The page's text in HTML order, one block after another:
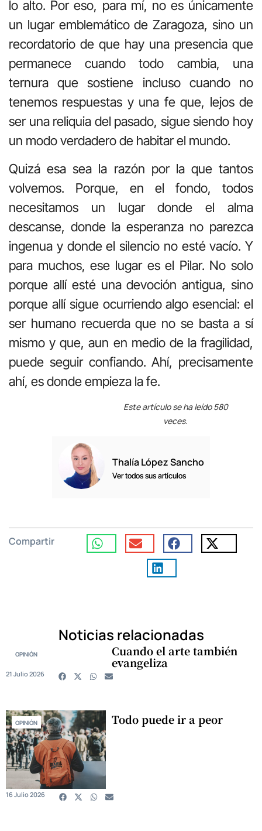
lo alto. Por eso, para mí, no es únicamente
un lugar emblemático de Zaragoza, sino un
recordatorio de que hay una presencia que
permanece cuando todo cambia, una
ternura que sostiene incluso cuando no
tenemos respuestas y una fe que, lejos de
ser una reliquia del pasado, sigue siendo hoy
un modo verdadero de habitar el mundo.
Quizá esa sea la razón por la que tantos
volvemos. Porque, en el fondo, todos
necesitamos un lugar donde el alma
descanse, donde la esperanza no parezca
ingenua y donde el silencio no esté vacío. Y
para muchos, ese lugar es el Pilar. No solo
porque allí esté una devoción antigua, sino
porque allí sigue ocurriendo algo esencial: el
ser humano recuerda que no se basta a sí
mismo y que, aun en medio de la fragilidad,
puede seguir confiando. Ahí, precisamente
ahí, es donde empieza la fe.
Este artículo se ha leído 580
veces.
Thalía López Sancho
Ver todos sus artículos
Compartir
Noticias relacionadas
OPINIÓN Cuando el arte también
evangeliza
21 Julio 2026
OPINIÓN Todo puede ir a peor
16 Julio 2026